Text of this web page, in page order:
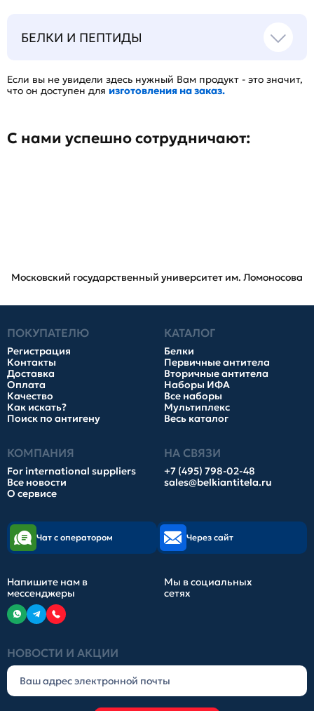
БЕЛКИ И ПЕПТИДЫ
Если вы не увидели здесь нужный Вам продукт - это значит,
что он доступен для изготовления на заказ.
С нами успешно сотрудничают:
Московский государственный университет им. Ломоносова
ПОКУПАТЕЛЮ
Регистрация
Контакты
Доставка
Оплата
Качество
Как искать?
Поиск по антигену
КАТАЛОГ
Белки
Первичные антитела
Вторичные антитела
Наборы ИФА
Все наборы
Мультиплекс
Весь каталог
КОМПАНИЯ
For international suppliers
Все новости
О сервисе
НА СВЯЗИ
+7 (495) 798-02-48
sales@belkiantitela.ru
НОВОСТИ И АКЦИИ
Чат с оператором Через сайт
Напишите нам в
мессенджеры
Мы в социальных
сетях